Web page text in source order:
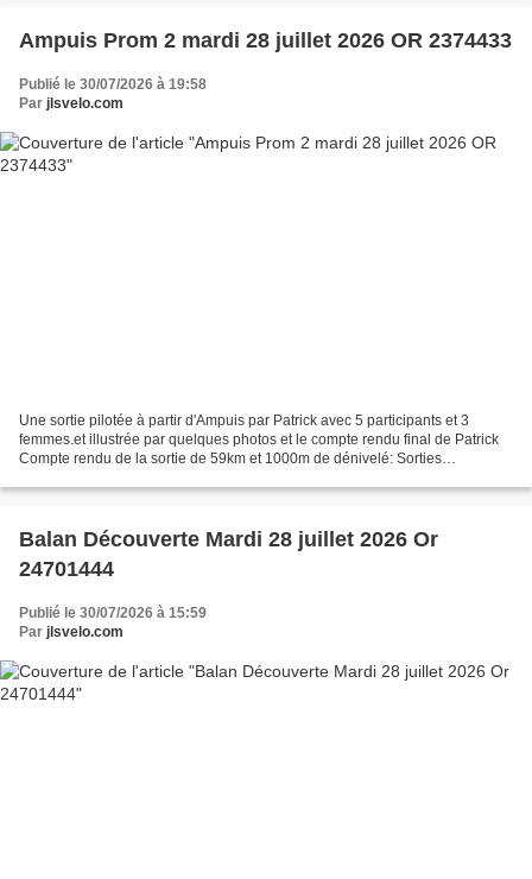
Ampuis Prom 2 mardi 28 juillet 2026 OR 2374433
Publié le 30/07/2026 à 19:58
Par jlsvelo.com
Une sortie pilotée à partir d'Ampuis par Patrick avec 5 participants et 3
femmes.et illustrée par quelques photos et le compte rendu final de Patrick
Compte rendu de la sortie de 59km et 1000m de dénivelé: Sorties
Balan Découverte Mardi 28 juillet 2026 Or
24701444
Publié le 30/07/2026 à 15:59
Par jlsvelo.com